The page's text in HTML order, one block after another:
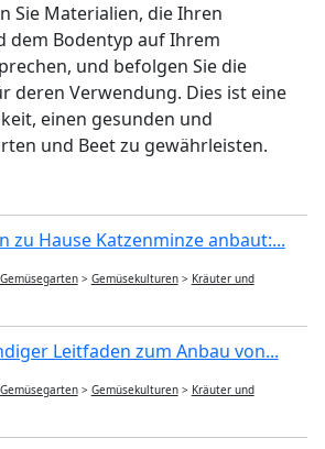
Sie Materialien, die Ihren
dem Bodentyp auf Ihrem
und befolgen Sie die
deren Verwendung. Dies ist eine
einen gesunden und
und Beet zu gewährleisten.
zu Hause Katzenminze anbaut:...
> Gemüsekulturen > Kräuter und
Leitfaden zum Anbau von...
> Gemüsekulturen > Kräuter und